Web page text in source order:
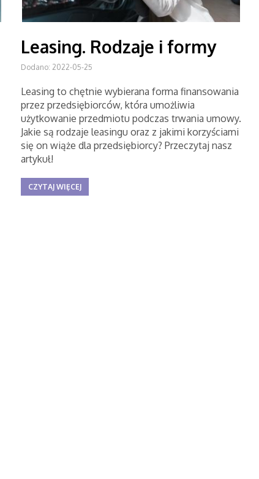
Leasing. Rodzaje i formy
Dodano: 2022-05-25
Leasing to chętnie wybierana forma finansowania
przez przedsiębiorców, która umożliwia
użytkowanie przedmiotu podczas trwania umowy.
Jakie są rodzaje leasingu oraz z jakimi korzyściami
się on wiąże dla przedsiębiorcy? Przeczytaj nasz
artykuł!
CZYTAJ WIĘCEJ